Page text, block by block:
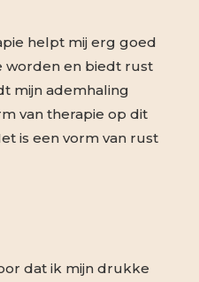
helpt mij erg goed
worden en biedt rust
mijn ademhaling
van therapie op dit
is een vorm van rust
dat ik mijn drukke